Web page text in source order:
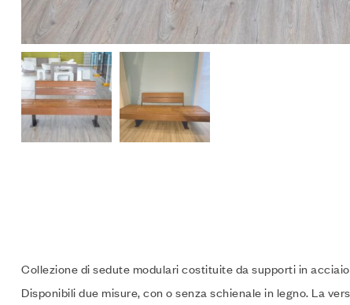
Collezione di sedute modulari costituite da supporti in
Disponibili due misure, con o senza schienale in legno. La